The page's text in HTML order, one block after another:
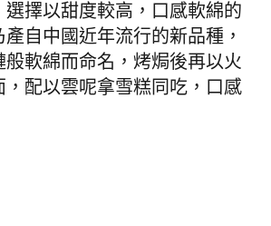
選擇以甜度較高，口感軟綿的
自中國近年流行的新品種，
般軟綿而命名，烤焗後再以火
，配以雲呢拿雪糕同吃，口感